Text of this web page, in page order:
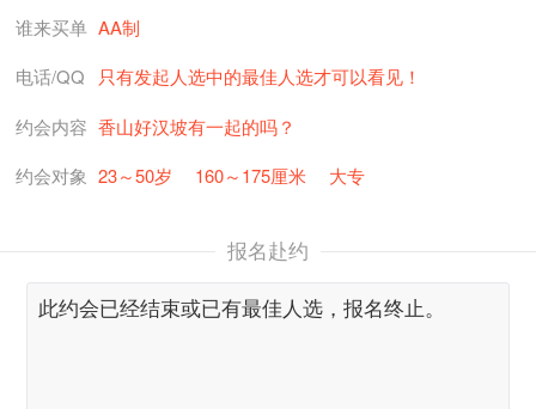
谁来买单 AA制
电话/QQ
只有发起人选中的最佳人选才可以看见！
约会内容 香山好汉坡有一起的吗？
约会对象 23～50岁 160～175厘米 大专
报名赴约